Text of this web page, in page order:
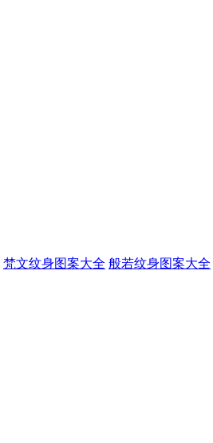
梵文纹身图案大全 般若纹身图案大全